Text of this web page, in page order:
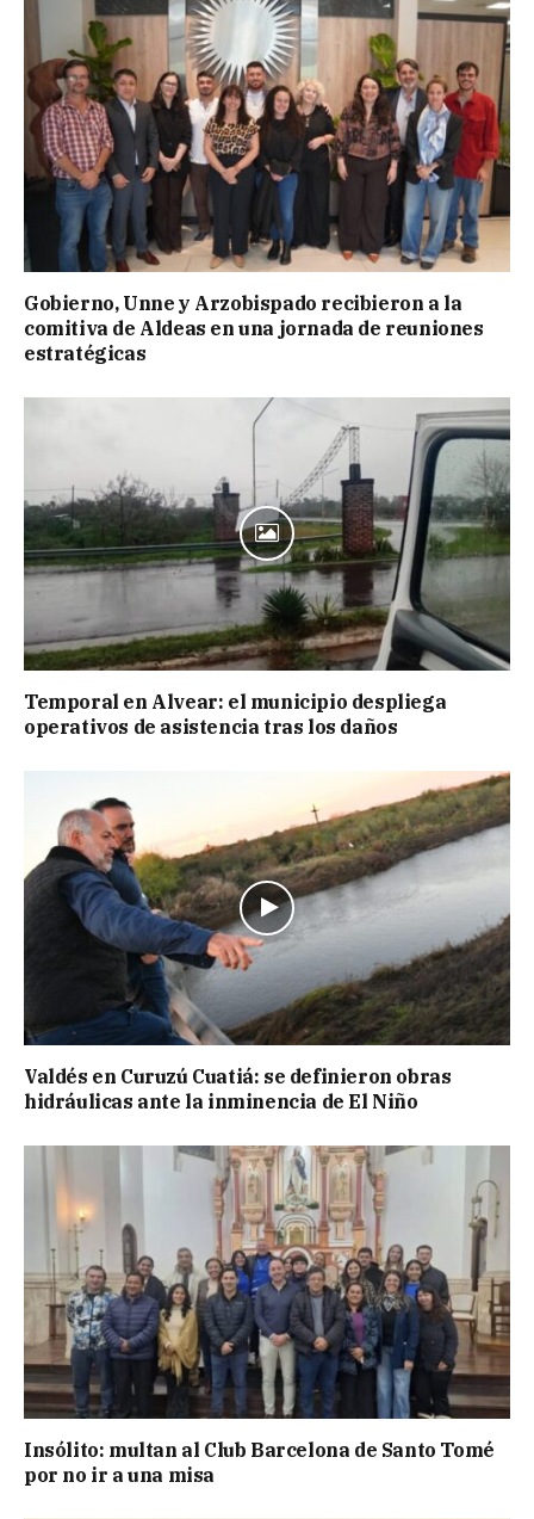
Gobierno, Unne y Arzobispado recibieron a la
comitiva de Aldeas en una jornada de reuniones
estratégicas
Temporal en Alvear: el municipio despliega
operativos de asistencia tras los daños
Valdés en Curuzú Cuatiá: se definieron obras
hidráulicas ante la inminencia de El Niño
Insólito: multan al Club Barcelona de Santo Tomé
por no ir a una misa